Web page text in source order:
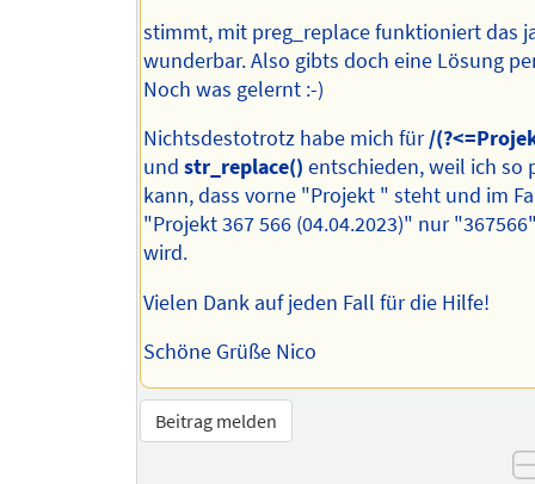
stimmt, mit preg_replace funktioniert das
wunderbar. Also gibts doch eine Lösung
Noch was gelernt :-)
Nichtsdestotrotz habe mich für/
und str_replace() entschieden, weil ich so
kann, dass vorne "Projekt " steht und im
"Projekt 367 566 (04.04.2023)" nur
wird.
Vielen Dank auf jeden Fall für die Hilfe!
Schöne Grüße Nico
Beitrag melden